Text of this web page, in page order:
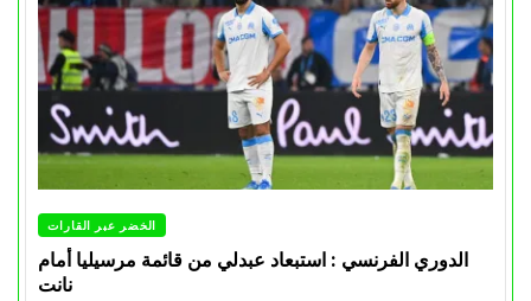
الخضر عبر القارات
الدوري الفرنسي : استبعاد عبدلي من قائمة مرسيليا أمام
نانت